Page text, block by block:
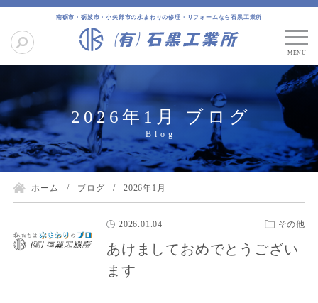
南砺市・砺波市・小矢部市の水まわりの修理・リフォームなら石黒工業所
2026年1月 ブログ
ホーム ブログ 2026年1月
2026.01.04 その他
あけましておめでとうござい
ます